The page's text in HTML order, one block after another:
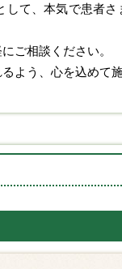
して、本気で患者
ご相談ください。
よう、心を込めて施